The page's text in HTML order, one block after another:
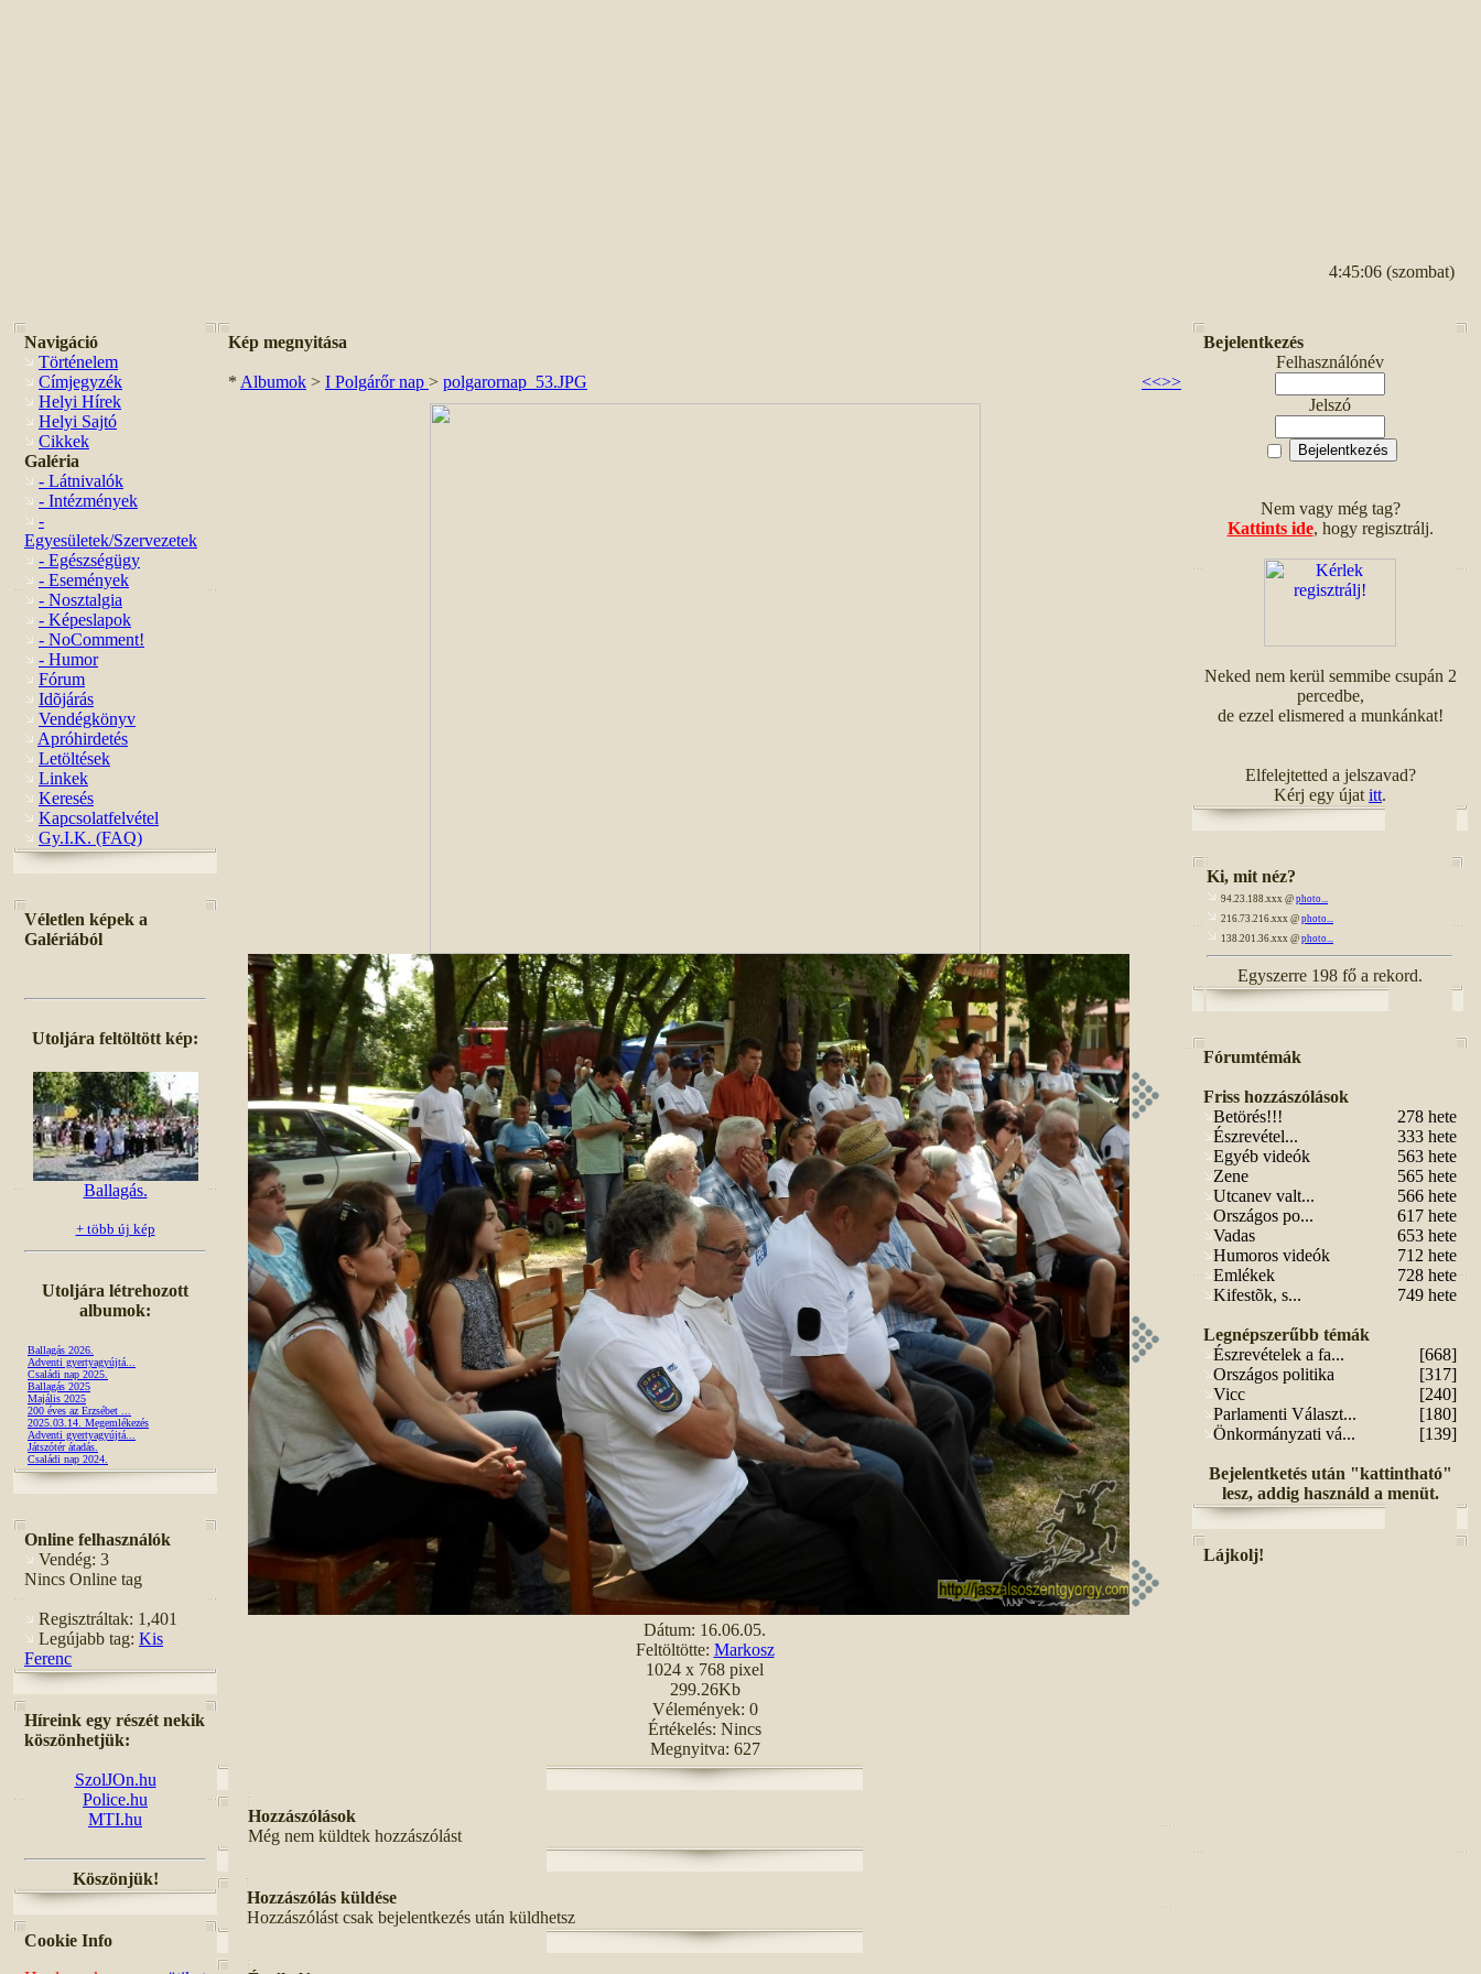
4:45:06 (szombat)
Navigáció
Történelem
Címjegyzék
Helyi Hírek
Helyi Sajtó
Cikkek
Galéria
- Látnivalók
- Intézmények
-
Egyesületek/Szervezetek
- Egészségügy
- Események
- Nosztalgia
- Képeslapok
- NoComment!
- Humor
Fórum
Idõjárás
Vendégkönyv
Apróhirdetés
Letöltések
Linkek
Keresés
Kapcsolatfelvétel
Gy.I.K. (FAQ)
Véletlen képek a
Galériából
Utoljára feltöltött kép:
Ballagás.
+ több új kép
Utoljára létrehozott
albumok:
Ballagás 2026.
Adventi gyertyagyújtá...
Családi nap 2025.
Ballagás 2025
Majális 2025
200 éves az Erzsébet ...
2025.03.14. Megemlékezés
Adventi gyertyagyújtá...
Játszótér átadás.
Családi nap 2024.
Online felhasználók
Vendég: 3
Nincs Online tag
Regisztráltak: 1,401
Legújabb tag: Kis
Ferenc
Híreink egy részét nekik
köszönhetjük:
SzolJOn.hu
Police.hu
MTI.hu
Köszönjük!
Cookie Info
Kép megnyitása
* Albumok > I Polgárőr nap > polgarornap_53.JPG <<>>
Dátum: 16.06.05.
Feltöltötte: Markosz
1024 x 768 pixel
299.26Kb
Vélemények: 0
Értékelés: Nincs
Megnyitva: 627
Hozzászólások
Még nem küldtek hozzászólást
Hozzászólás küldése
Hozzászólást csak bejelentkezés után küldhetsz
Bejelentkezés
Felhasználónév
Jelszó
Nem vagy még tag?
Kattints ide, hogy regisztrálj.
Neked nem kerül semmibe csupán 2
percedbe,
de ezzel elismered a munkánkat!
Elfelejtetted a jelszavad?
Kérj egy újat itt.
Ki, mit néz?
94.23.188.xxx @ photo...
216.73.216.xxx @ photo...
138.201.36.xxx @ photo...
Egyszerre 198 fő a rekord.
Fórumtémák
Friss hozzászólások
Betörés!!!
278 hete
Észrevétel...
333 hete
Egyéb videók
563 hete
Zene
565 hete
Utcanev valt...
566 hete
Országos po...
617 hete
Vadas
653 hete
Humoros videók
712 hete
Emlékek
728 hete
Kifestõk, s...
749 hete
Legnépszerűbb témák
Észrevételek a fa...
[668]
Országos politika
[317]
Vicc
[240]
Parlamenti Választ...
[180]
Önkormányzati vá...
[139]
Bejelentketés után "kattintható"
lesz, addig használd a menüt.
Lájkolj!